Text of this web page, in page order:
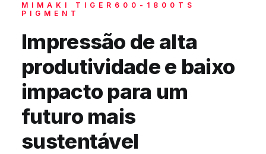
MIMAKI TIGER600-1800TS
PIGMENT
Impressão de alta
produtividade e baixo
impacto para um
futuro mais
sustentável